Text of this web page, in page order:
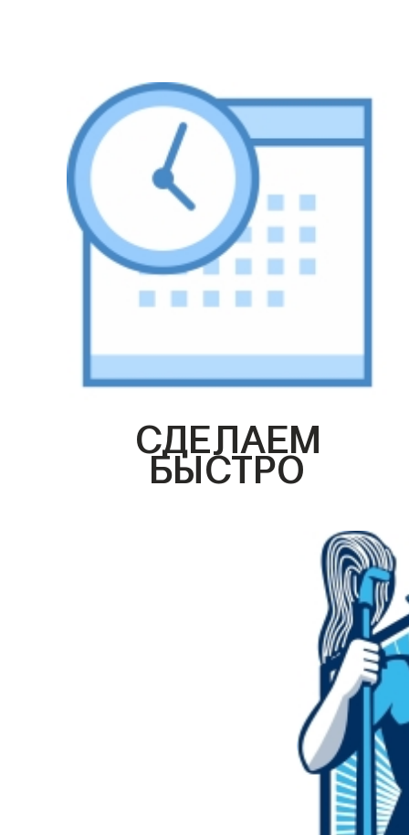
СДЕЛАЕМ
БЫСТРО